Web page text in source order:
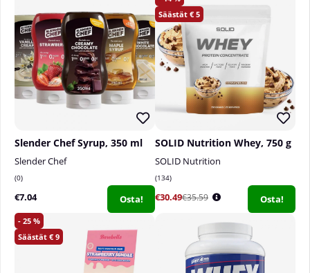
Slender Chef Syrup, 350 ml
Slender Chef
0
€7.04 Osta!
5
SOLID Nutrition Whey, 750 g
SOLID Nutrition
134
€30.49€35.59 Osta!
25
9